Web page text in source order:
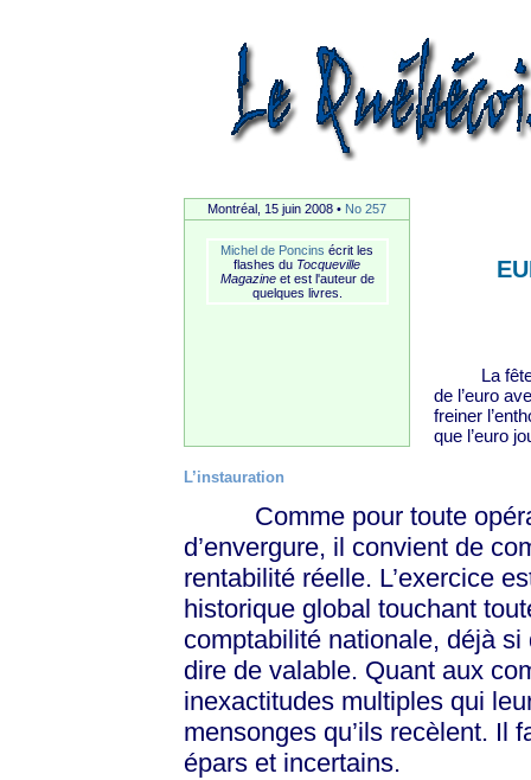
Montréal, 15 juin 2008 • No 257
Michel de Poncins écrit les
flashes du Tocqueville
Magazineet est l'auteur de
quelques livres.
La fête
de l’euro
freiner
que l’euro
L’instauration
Comme pour toute
d’envergure, il convient de
rentabilité réelle. L’exercice
historique global touchant
comptabilité nationale, déjà
dire de valable. Quant aux
inexactitudes multiples qui
mensonges qu’ils recèlent. Il
épars et incertains.